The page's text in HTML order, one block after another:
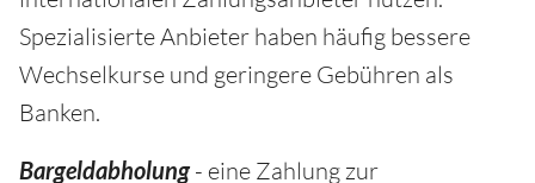
Spezialisierte Anbieter haben häufig bessere
Wechselkurse und geringere Gebühren als
Banken.
Bargeldabholung- eine Zahlung zur